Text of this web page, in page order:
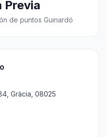
Previa
de puntos Guinardó
Gràcia, 08025